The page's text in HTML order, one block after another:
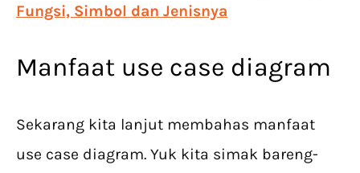
Fungsi, Simbol dan Jenisnya
Manfaat use case diagram
Sekarang kita lanjut membahas manfaat
use case diagram. Yuk kita simak bareng-